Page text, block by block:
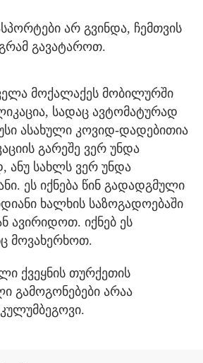
არ გვინდა, ჩემთვის
გავატაროთ.
მოქალაქეს მობილურში
სადაც ავტომატურად
ასახული კოვიდ-დადებითია
გარეშე ვერ უნდა
ანუ სახლს ვერ უნდა
ეს იქნება წინ გადადგმული
ხალხის საზოგადოებაში
ავირიდოთ. იქნებ ეს
მოვახერხოთ.
ქვეყნის თურქეთის
გამოგონებები არაა